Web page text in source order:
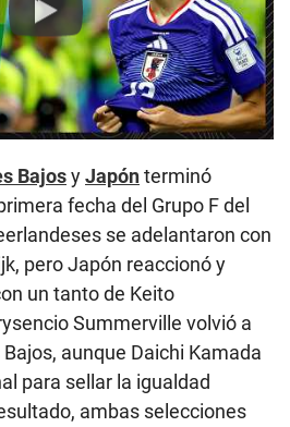
Play
BajosyJapónterminó
fecha del Grupo F del
se adelantaron con
pero Japón reaccionó y
un tanto de Keito
Summerville volvió a
aunque Daichi Kamada
para sellar la igualdad
ambas selecciones